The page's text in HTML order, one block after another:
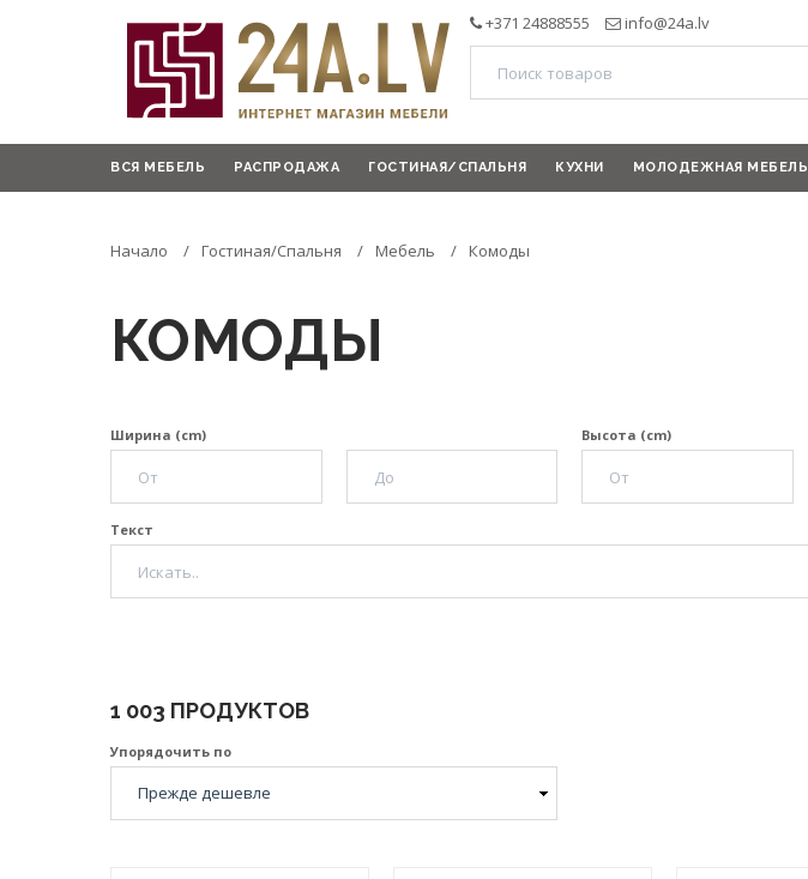
+371 24888555 info@24a.lv
ВСЯ МЕБЕЛЬ РАСПРОДАЖА ГОСТИНАЯ/СПАЛЬНЯ КУХНИ МОЛОДЕЖНАЯ МЕБЕЛЬ
Начало Гостиная/Спальня Мебель Комоды
КОМОДЫ
Ширина (cm) Высота (cm)
Текст
1 003 ПРОДУКТОВ
Упорядочить по